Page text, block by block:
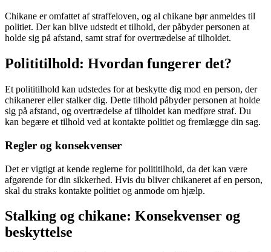
Chikane er omfattet af straffeloven, og al chikane bør anmeldes til
politiet. Der kan blive udstedt et tilhold, der påbyder personen at
holde sig på afstand, samt straf for overtrædelse af tilholdet.
Polititilhold: Hvordan fungerer det?
Et polititilhold kan udstedes for at beskytte dig mod en person, der
chikanerer eller stalker dig. Dette tilhold påbyder personen at holde
sig på afstand, og overtrædelse af tilholdet kan medføre straf. Du
kan begære et tilhold ved at kontakte politiet og fremlægge din sag.
Regler og konsekvenser
Det er vigtigt at kende reglerne for polititilhold, da det kan være
afgørende for din sikkerhed. Hvis du bliver chikaneret af en person,
skal du straks kontakte politiet og anmode om hjælp.
Stalking og chikane: Konsekvenser og
beskyttelse